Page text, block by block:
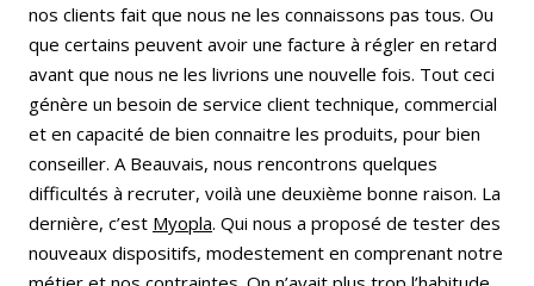
nos clients fait que nous ne les connaissons pas tous. Ou
que certains peuvent avoir une facture à régler en retard
avant que nous ne les livrions une nouvelle fois. Tout ceci
génère un besoin de service client technique, commercial
et en capacité de bien connaitre les produits, pour bien
conseiller. A Beauvais, nous rencontrons quelques
difficultés à recruter, voilà une deuxième bonne raison. La
dernière, c’est Myopla. Qui nous a proposé de tester des
nouveaux dispositifs, modestement en comprenant notre